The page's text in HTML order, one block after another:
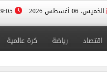
الخميس، 06 أغسطس 2026
اقتصاد رياضة كرة عالمية